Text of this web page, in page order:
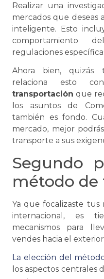
Realizar una
mercados que deseas
inteligente. Esto
comportamiento
regulaciones
Ahora bien,
relaciona esto
transportación que
los asuntos de
también es fondo.
mercado, mejor
transporte a sus
Segundo
método
Ya que focalizaste tus
internacional, es
mecanismos para
vendes hacia el
La elección del
los aspectos centrales